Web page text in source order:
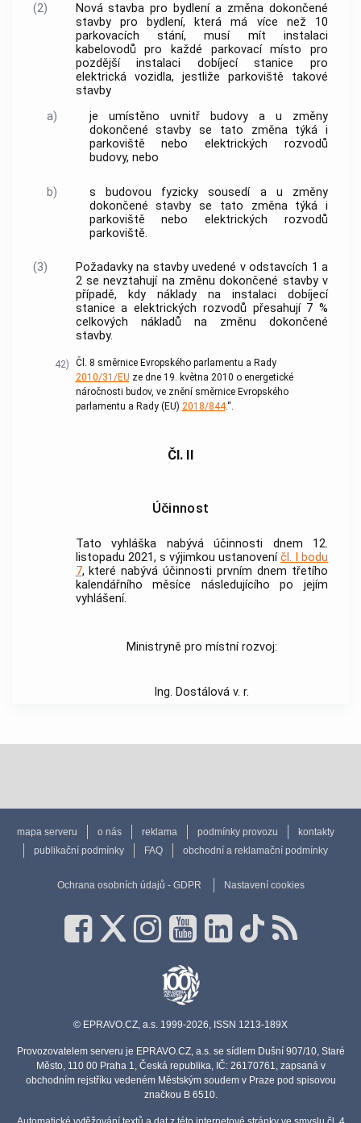
(2)
Nová stavba pro bydlení a změna dokončené
stavby pro bydlení, která má více než 10
parkovacích stání, musí mít instalaci
kabelovodů pro každé parkovací místo pro
pozdější instalaci dobíjecí stanice pro
elektrická vozidla, jestliže parkoviště takové
stavby
a)
je umístěno uvnitř budovy a u změny
dokončené stavby se tato změna týká i
parkoviště nebo elektrických rozvodů
budovy, nebo
b)
s budovou fyzicky sousedí a u změny
dokončené stavby se tato změna týká i
parkoviště nebo elektrických rozvodů
parkoviště.
(3)
Požadavky na stavby uvedené v odstavcích 1 a
2 se nevztahují na změnu dokončené stavby v
případě, kdy náklady na instalaci dobíjecí
stanice a elektrických rozvodů přesahují 7 %
celkových nákladů na změnu dokončené
stavby.
42)
Čl. 8 směrnice Evropského parlamentu a Rady
2010/31/EU ze dne 19. května 2010 o energetické
náročnosti budov, ve znění směrnice Evropského
parlamentu a Rady (EU) 2018/844.“.
Čl. II
Účinnost
Tato vyhláška nabývá účinnosti dnem 12.
listopadu 2021, s výjimkou ustanoveníčl. I bodu
7, které nabývá účinnosti prvním dnem třetího
kalendářního měsíce následujícího po jejím
vyhlášení.
Ministryně pro místní rozvoj:
Ing. Dostálová v. r.
mapa serveru o nás reklama podmínky provozu
kontakty
publikační podmínky
FAQ obchodní a reklamační podmínky
Ochrana osobních údajů - GDPR Nastavení cookies
© EPRAVO.CZ, a.s. 1999-2026, ISSN 1213-189X
Provozovatelem serveru je EPRAVO.CZ, a.s. se sídlem Dušní 907/10, Staré
Město, 110 00 Praha 1, Česká republika, IČ: 26170761, zapsaná v
obchodním rejstříku vedeném Městským soudem v Praze pod spisovou
značkou B 6510.